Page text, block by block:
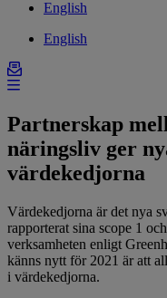
English
English
Partnerskap
näringsliv ger
värdekedjorna
Värdekedjorna är det nya
rapporterat sina scope 1
verksamheten enligt
känns nytt för 2021 är att
i värdekedjorna.